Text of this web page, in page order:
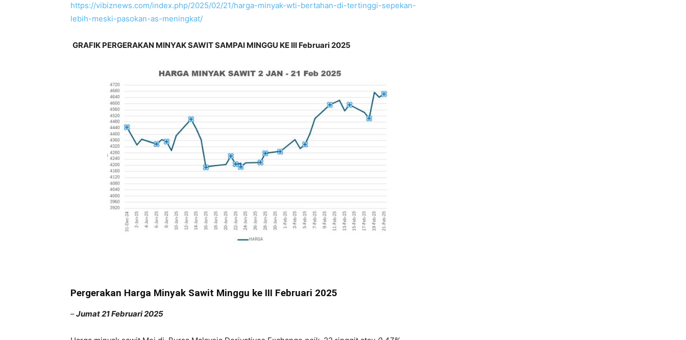
https://vibiznews.com/index.php/2025/02/21/harga-minyak-wti-bertahan-di-tertinggi-sepekan-
lebih-meski-pasokan-as-meningkat/
GRAFIK PERGERAKAN MINYAK SAWIT SAMPAI MINGGU KE III Februari 2025
Pergerakan Harga Minyak Sawit Minggu ke III Februari 2025
–Jumat 21 Februari 2025